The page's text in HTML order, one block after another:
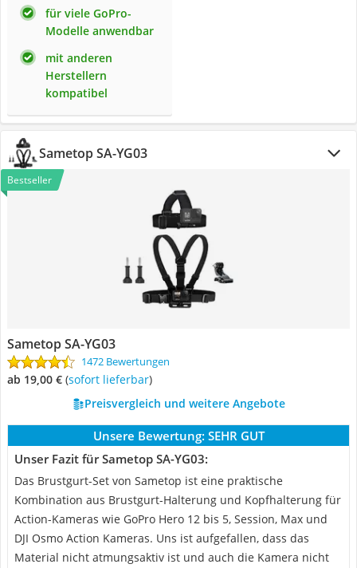
für viele GoPro-
Modelle anwendbar
mit anderen
Herstellern
kompatibel
Sametop SA-YG03
Bestseller
Sametop SA-YG03
1472 Bewertungen
ab 19,00 € ( Sofort lieferbar)
Preisvergleich und weitere Angebote
Unsere Bewertung: SEHR GUT
Unser Fazit für Sametop SA-YG03:
Das Brustgurt-Set von Sametop ist eine praktische
Kombination aus Brustgurt-Halterung und Kopfhalterung für
Action-Kameras wie GoPro Hero 12 bis 5, Session, Max und
DJI Osmo Action Kameras. Uns ist aufgefallen, dass das
Material nicht atmungsaktiv ist und auch die Kamera nicht